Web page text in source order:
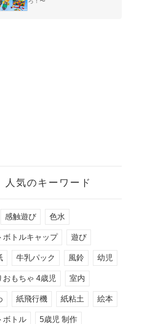
人気のキーワード
感触遊び 色水
ボトルキャップ 遊び
牛乳パック 風鈴 幼児
おもちゃ 4歳児 室内
紙飛行機 紙粘土 絵本
ボトル 5歳児 制作